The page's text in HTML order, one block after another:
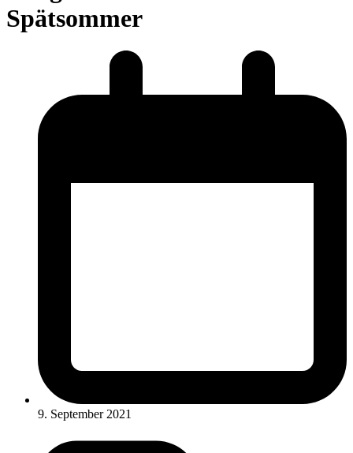
Spätsommer
9. September 2021